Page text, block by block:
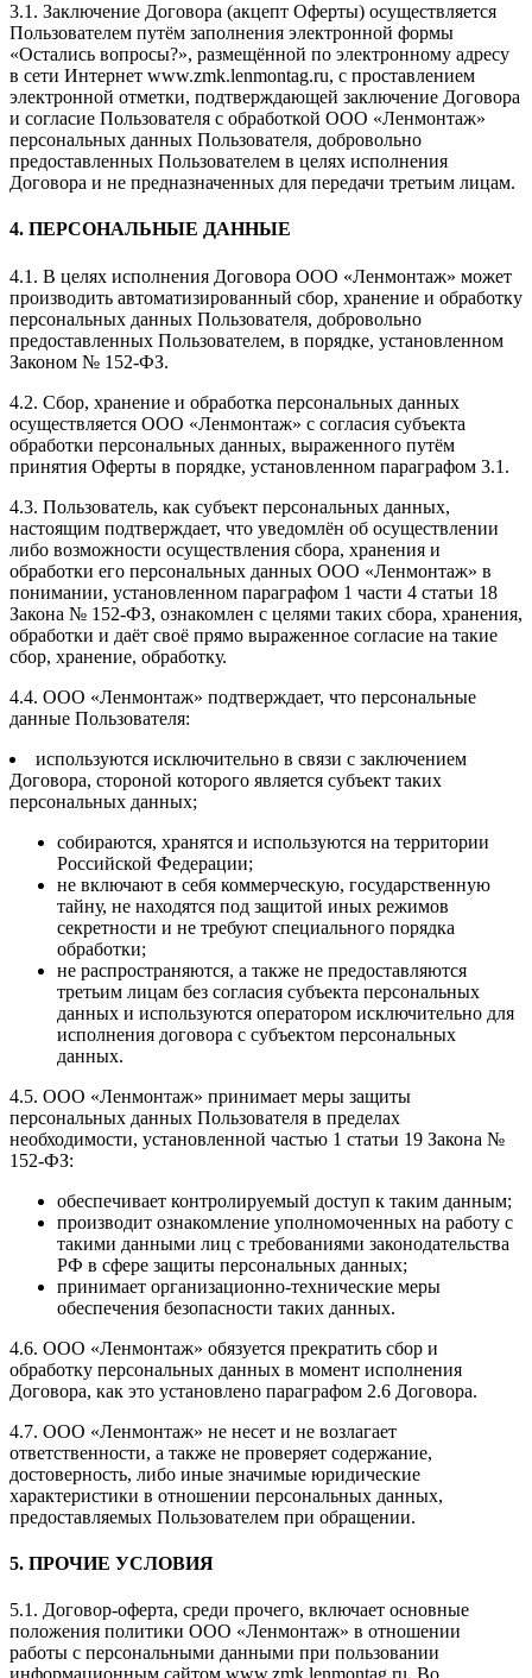
3.1. Заключение Договора (акцепт Оферты) осуществляется
Пользователем путём заполнения электронной формы
«Остались вопросы?», размещённой по электронному адресу
в сети Интернет www.zmk.lenmontag.ru, с проставлением
электронной отметки, подтверждающей заключение Договора
и согласие Пользователя с обработкой ООО «Ленмонтаж»
персональных данных Пользователя, добровольно
предоставленных Пользователем в целях исполнения
Договора и не предназначенных для передачи третьим лицам.
4. ПЕРСОНАЛЬНЫЕ ДАННЫЕ
4.1. В целях исполнения Договора ООО «Ленмонтаж» может
производить автоматизированный сбор, хранение и обработку
персональных данных Пользователя, добровольно
предоставленных Пользователем, в порядке, установленном
Законом № 152-ФЗ.
4.2. Сбор, хранение и обработка персональных данных
осуществляется ООО «Ленмонтаж» с согласия субъекта
обработки персональных данных, выраженного путём
принятия Оферты в порядке, установленном параграфом 3.1.
4.3. Пользователь, как субъект персональных данных,
настоящим подтверждает, что уведомлён об осуществлении
либо возможности осуществления сбора, хранения и
обработки его персональных данных ООО «Ленмонтаж» в
понимании, установленном параграфом 1 части 4 статьи 18
Закона № 152-ФЗ, ознакомлен с целями таких сбора, хранения,
обработки и даёт своё прямо выраженное согласие на такие
сбор, хранение, обработку.
4.4. ООО «Ленмонтаж» подтверждает, что персональные
данные Пользователя:
используются исключительно в связи с заключением
Договора, стороной которого является субъект таких
персональных данных;
собираются, хранятся и используются на территории
Российской Федерации;
не включают в себя коммерческую, государственную
тайну, не находятся под защитой иных режимов
секретности и не требуют специального порядка
обработки;
не распространяются, а также не предоставляются
третьим лицам без согласия субъекта персональных
данных и используются оператором исключительно для
исполнения договора с субъектом персональных
данных.
4.5. ООО «Ленмонтаж» принимает меры защиты
персональных данных Пользователя в пределах
необходимости, установленной частью 1 статьи 19 Закона №
152-ФЗ:
обеспечивает контролируемый доступ к таким данным;
производит ознакомление уполномоченных на работу с
такими данными лиц с требованиями законодательства
РФ в сфере защиты персональных данных;
принимает организационно-технические меры
обеспечения безопасности таких данных.
4.6. ООО «Ленмонтаж» обязуется прекратить сбор и
обработку персональных данных в момент исполнения
Договора, как это установлено параграфом 2.6 Договора.
4.7. ООО «Ленмонтаж» не несет и не возлагает
ответственности, а также не проверяет содержание,
достоверность, либо иные значимые юридические
характеристики в отношении персональных данных,
предоставляемых Пользователем при обращении.
5. ПРОЧИЕ УСЛОВИЯ
5.1. Договор-оферта, среди прочего, включает основные
положения политики ООО «Ленмонтаж» в отношении
работы с персональными данными при пользовании